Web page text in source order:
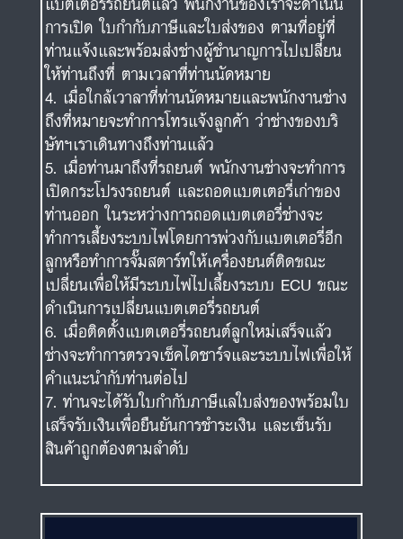
การเปิด ใบกำกับภาษีและใบส่งของ ตามที่อยู่ที่
ท่านแจ้งและพร้อมส่งช่างผู้ชำนาญการไปเปลี่ยน
ให้ท่านถึงที่ ตามเวลาที่ท่านนัดหมาย
เมื่อใกล้เวาลาที่ท่านนัดหมายและพนักงานช่าง
ถึงที่หมายจะทำการโทรแจ้งลูกค้า ว่าช่างของบริ
ษัทฯเราเดินทางถึงท่านแล้ว
เมื่อท่านมาถึงที่รถยนต์ พนักงานช่างจะทำการ
เปิดกระโปรงรถยนต์ และถอดแบตเตอรี่เก่าของ
ท่านออก ในระหว่างการถอดแบตเตอรี่ช่างจะ
ทำการเลี้ยงระบบไฟโดยการพ่วงกับแบตเตอรี่อีก
ลูกหรือทำการจั๊มสตาร์ทให้เครื่องยนต์ติดขณะ
เปลี่ยนเพื่อให้มีระบบไฟไปเลี้ยงระบบ ECU ขณะ
ดำเนินการเปลี่ยนแบตเตอรี่รถยนต์
เมื่อติดตั้งแบตเตอรี่รถยนต์ลูกใหม่เสร็จแล้ว
ช่างจะทำการตรวจเช็คไดชาร์จและระบบไฟเพื่อให้
คำแนะนำกับท่านต่อไป
ท่านจะได้รับใบกำกับภาษีแลใบส่งของพร้อมใบ
เสร็จรับเงินเพื่อยืนยันการชำระเงิน และเซ็นรับ
สินค้าถูกต้องตามลำดับ